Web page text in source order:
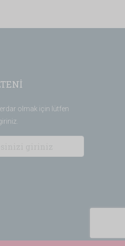
olmak için lütfen